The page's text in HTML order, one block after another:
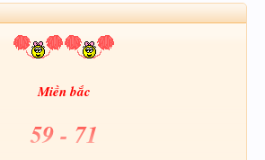
Miền bắc
59 - 71